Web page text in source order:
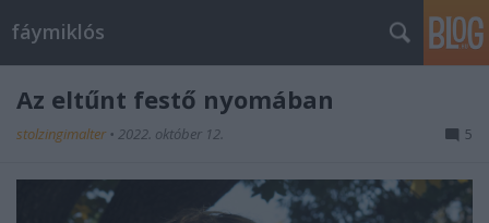
fáymiklós
Az eltűnt festő nyomában
stolzingimalter • 2022. október 12. 5